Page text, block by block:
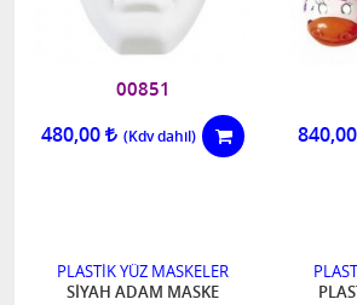
00851
480,00 840,00
PLASTİK YÜZ MASKELER
SİYAH ADAM MASKE